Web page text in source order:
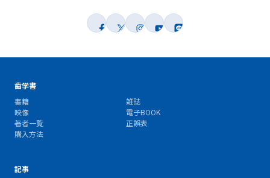
歯学書
書籍
雑誌
映像
電子BOOK
著者一覧
正誤表
購入方法
記事